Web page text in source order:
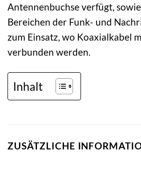
Antennenbuchse verfügt,
Bereichen der Funk- und
zum Einsatz, wo Koaxialkabel
verbunden werden.
Inhalt
ZUSÄTZLICHE